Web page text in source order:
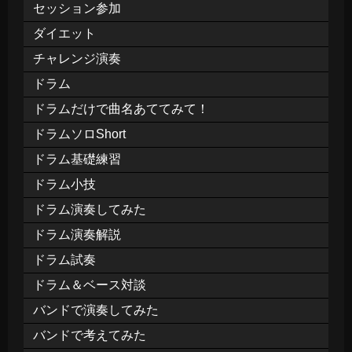
セッション参加
ダイエット
チャレンジ演奏
ドラム
ドラムだけで曲名あててみて！
ドラムソロShort
ドラム基礎練習
ドラム小技
ドラム演奏してみた
ドラム演奏解説
ドラム試奏
ドラム＆ベース対談
バンドで演奏してみた
バンドで考えてみた